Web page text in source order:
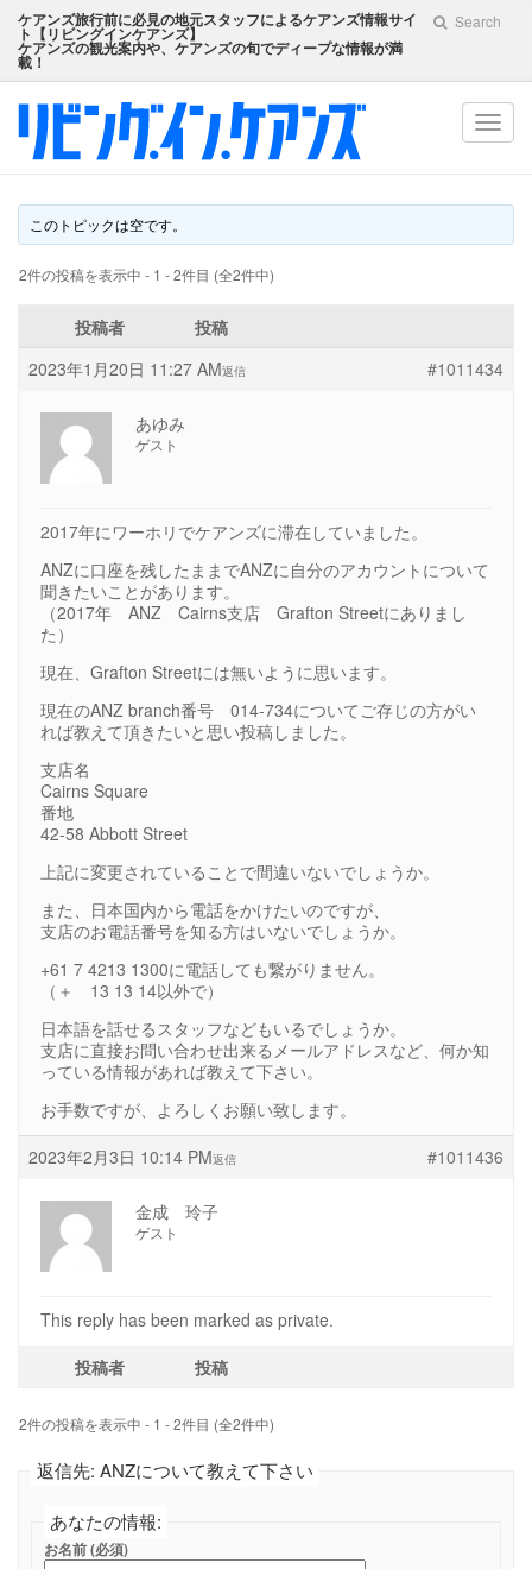
ケアンズ旅行前に必見の地元スタッフによるケアンズ情報サイ
ト【リビングインケアンズ】
ケアンズの観光案内や、ケアンズの旬でディープな情報が満
載！
Search
このトピックは空です。
2件の投稿を表示中 - 1 - 2件目 (全2件中)
投稿者
投稿
2023年1月20日 11:27 AM
#1011434
返信
あゆみ
ゲスト
2017年にワーホリでケアンズに滞在していました。
ANZに口座を残したままでANZに自分のアカウントについて
聞きたいことがあります。
（2017年 ANZ Cairns支店 Grafton Streetにありまし
た）
現在、Grafton Streetには無いように思います。
現在のANZ branch番号 014-734についてご存じの方がい
れば教えて頂きたいと思い投稿しました。
支店名
Cairns Square
番地
42-58 Abbott Street
上記に変更されていることで間違いないでしょうか。
また、日本国内から電話をかけたいのですが、
支店のお電話番号を知る方はいないでしょうか。
+61 7 4213 1300に電話しても繋がりません。
（＋ 13 13 14以外で）
日本語を話せるスタッフなどもいるでしょうか。
支店に直接お問い合わせ出来るメールアドレスなど、何か知
っている情報があれば教えて下さい。
お手数ですが、よろしくお願い致します。
2023年2月3日 10:14 PM
#1011436
返信
金成 玲子
ゲスト
This reply has been marked as private.
投稿者
投稿
2件の投稿を表示中 - 1 - 2件目 (全2件中)
返信先: ANZについて教えて下さい
あなたの情報:
お名前 (必須)